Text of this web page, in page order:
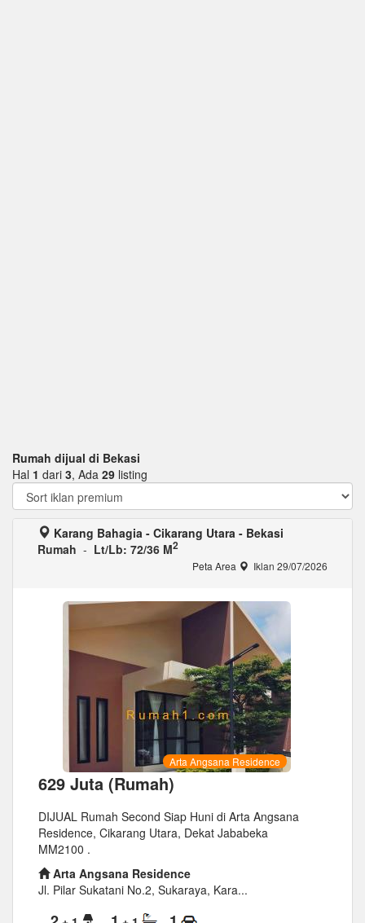
Rumah dijual di Bekasi
Hal 1 dari 3, Ada 29 listing
Karang Bahagia - Cikarang Utara - Bekasi
Rumah - Lt/Lb: 72/36 M2
Peta Area Iklan 29/07/2026
Arta Angsana Residence
629 Juta (Rumah)
DIJUAL Rumah Second Siap Huni di Arta Angsana
Residence, Cikarang Utara, Dekat Jababeka
MM2100 .
Arta Angsana Residence
Jl. Pilar Sukatani No.2, Sukaraya, Kara...